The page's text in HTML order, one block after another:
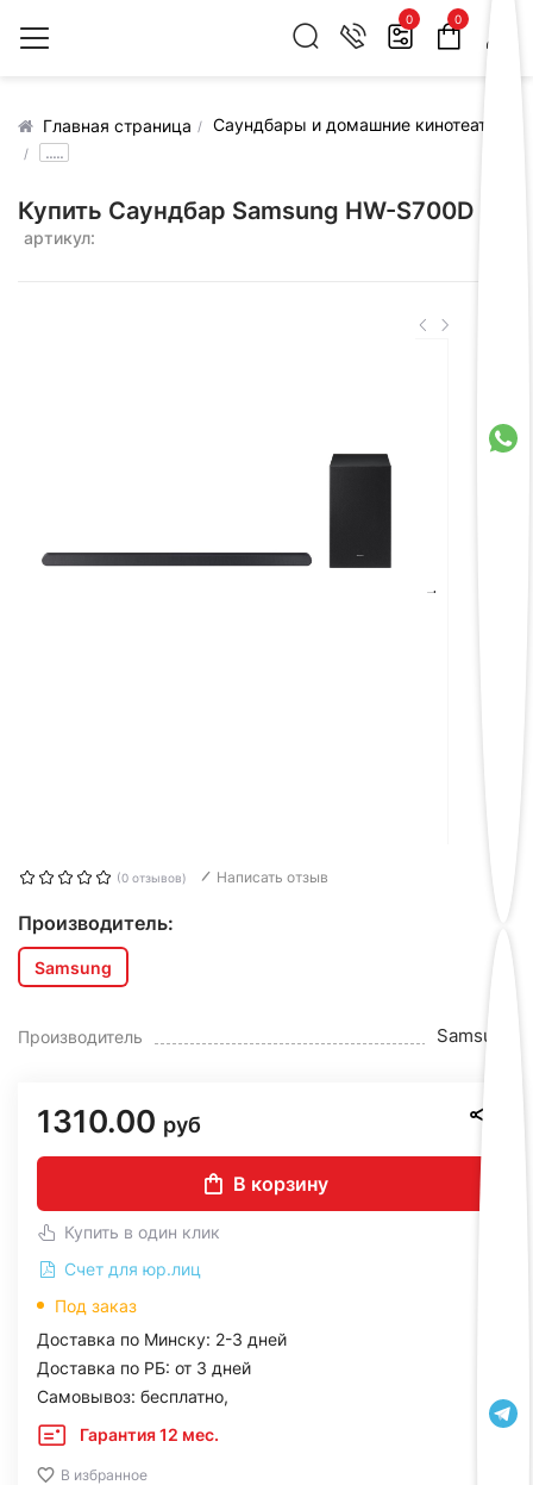
0 0
Главная страница
Саундбары и домашние кинотеатры
.....
Купить Саундбар Samsung HW-S700D
артикул:
(0 отзывов) Написать отзыв
Производитель:
Samsung
Производитель Samsung
1310.00 руб
В корзину
Купить в один клик
Счет для юр.лиц
Под заказ
Доставка по Минску: 2-3 дней
Доставка по РБ: от 3 дней
Самовывоз: бесплатно,
Гарантия 12 мес.
В избранное